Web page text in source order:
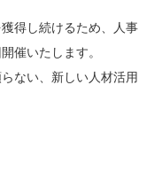
得し続けるため、人事
催いたします。
らない、新しい人材活用